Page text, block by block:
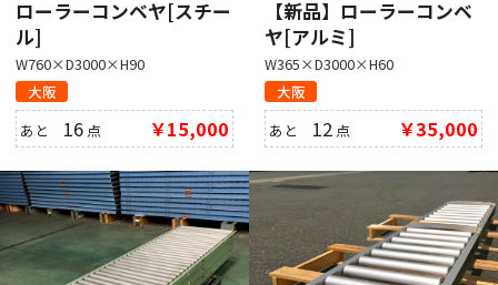
ローラーコンベヤ[スチー
ル]
W760×D3000×H90
大阪
あと 16 点 ￥15,000
【新品】ローラーコンベ
ヤ[アルミ]
W365×D3000×H60
大阪
あと 12 点 ￥35,000